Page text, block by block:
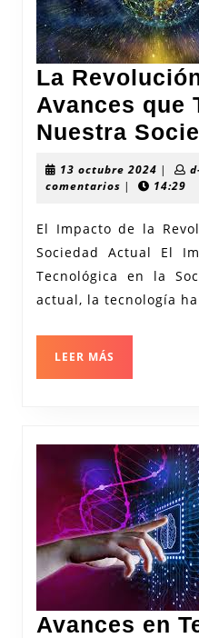
La
Avances que
Nuestra
13 octubre 2024 13
octubre
|
comentarios | 14:29
El Impacto de la
Sociedad Actual El
Tecnológica en la
actual, la tecnología
LEER MÁS
Avances en